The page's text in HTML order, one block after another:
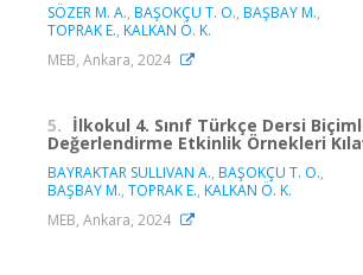
SÖZER M. A., BAŞOKÇU T. O., BAŞBAY M.,
TOPRAK E., KALKAN Ö. K.
MEB, Ankara, 2024
5. İlkokul 4. Sınıf Türkçe Dersi
Değerlendirme Etkinlik Örnekleri
BAYRAKTAR SULLIVAN A., BAŞOKÇU T. O.,
BAŞBAY M., TOPRAK E., KALKAN Ö. K.
MEB, Ankara, 2024